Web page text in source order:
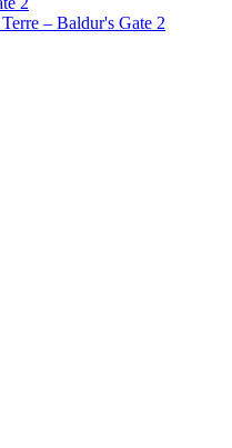
– Baldur's Gate 2